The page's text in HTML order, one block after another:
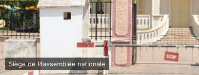
Siège de l4assemblée nationale